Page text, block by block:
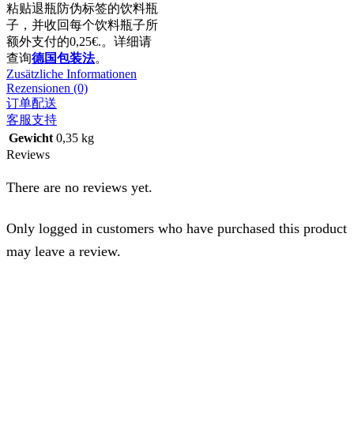
粘贴退瓶防伪标签的饮料瓶
子，并收回每个饮料瓶子所
额外支付的0,25€.。详细请
查询德国包装法。
Zusätzliche Informationen
Rezensionen (0)
订单配送
客服支持
Gewicht 0,35 kg
Reviews
There are no reviews yet.
Only logged in customers who have purchased this product
may leave a review.